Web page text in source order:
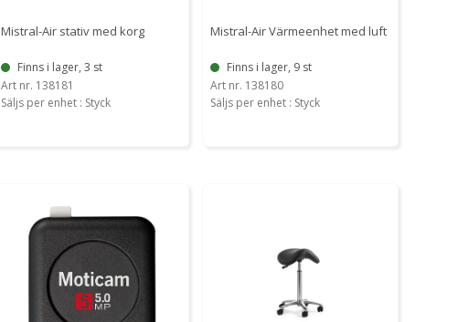
Mistral-Air stativ med korg
Finns i lager, 3 st
Art nr. 138181
Säljs per enhet : Styck
Mistral-Air Värmeenhet med luft
Finns i lager, 9 st
Art nr. 138180
Säljs per enhet : Styck